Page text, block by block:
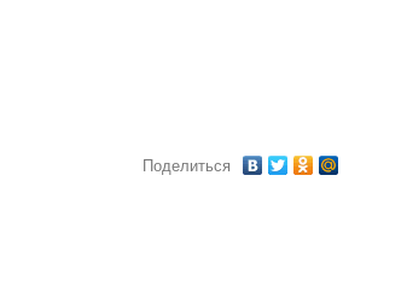
Поделиться